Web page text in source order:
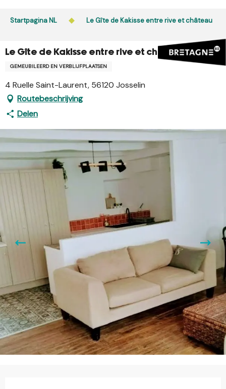
Startpagina NL Le Gîte de Kakisse entre rive et château
Le Gîte de Kakisse entre rive et château
GEMEUBILEERD EN VERBLIJFPLAATSEN
4 Ruelle Saint-Laurent, 56120 Josselin
Routebeschrijving
Delen